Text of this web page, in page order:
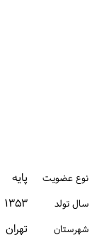
نوع عضویت پایه
سال تولد ۱۳۵۳
شهرستان تهران